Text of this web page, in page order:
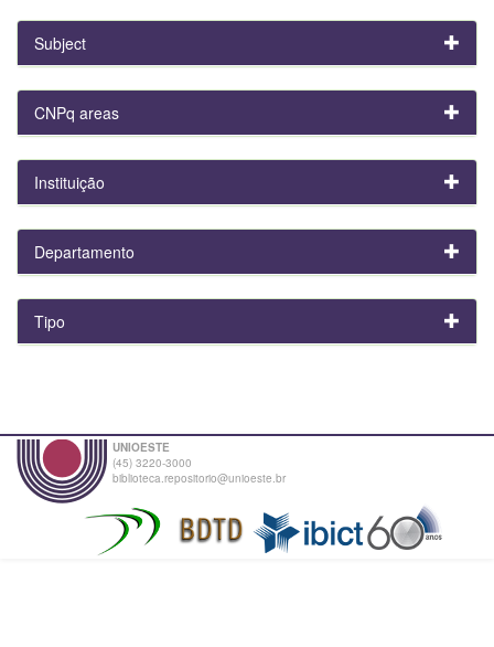
Subject
CNPq areas
Instituição
Departamento
Tipo
UNIOESTE
(45) 3220-3000
biblioteca.repositorio@unioeste.br